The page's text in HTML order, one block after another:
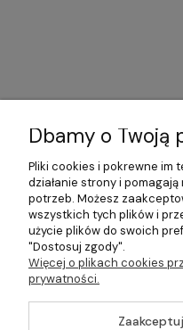
©2026 Wszelkie Prawa
Wyposażenie gastronomii,
Szablon
Dbamy o Twoją
Pliki cookies i pokrewne im
działanie strony i
potrzeb. Możesz
wszystkich tych plików i
użycie plików do swoich
"Dostosuj zgody".
Więcej o plikach cookies
prywatności.